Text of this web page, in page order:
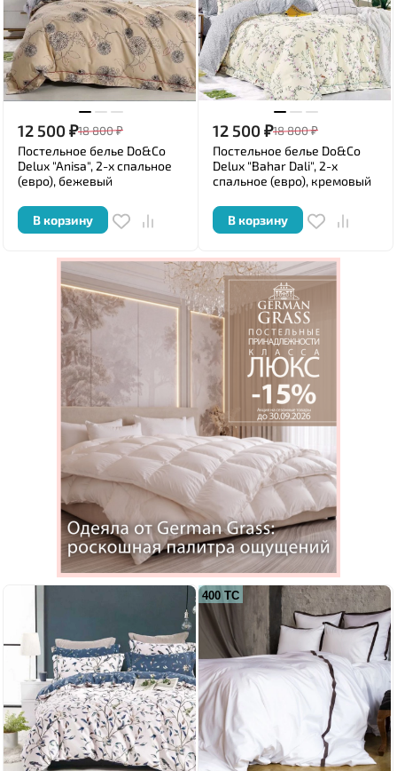
12 500₽18 800₽
Постельное белье Do&Co
Delux "Anisa", 2-х спальное
(евро), бежевый
В корзину
12 500₽18 800₽
Постельное белье Do&Co
Delux "Bahar Dali", 2-х
спальное (евро), кремовый
В корзину
400 ТС